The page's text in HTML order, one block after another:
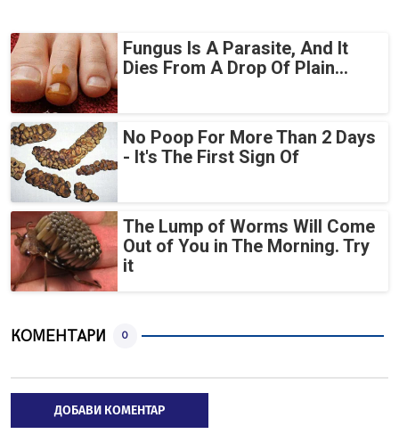
Fungus Is A Parasite, And It
Dies From A Drop Of Plain...
No Poop For More Than 2 Days
- It's The First Sign Of
The Lump of Worms Will Come
Out of You in The Morning. Try
it
КОМЕНТАРИ 0
ДОБАВИ КОМЕНТАР